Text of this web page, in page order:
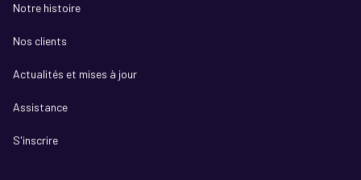
Notre histoire
Nos clients
Actualités et mises à jour
Assistance
S'inscrire